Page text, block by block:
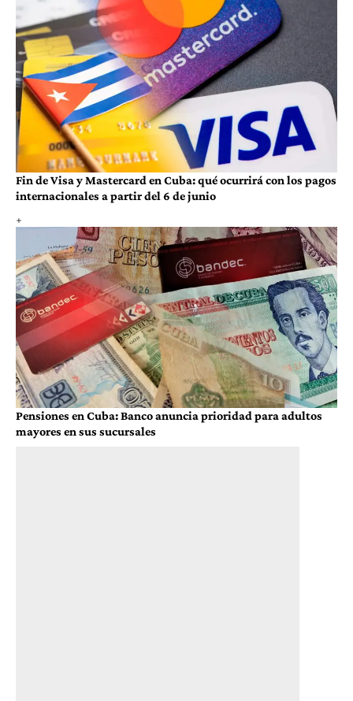
Fin de Visa y Mastercard en Cuba: qué ocurrirá con los pagos
internacionales a partir del 6 de junio
Pensiones en Cuba: Banco anuncia prioridad para adultos
mayores en sus sucursales